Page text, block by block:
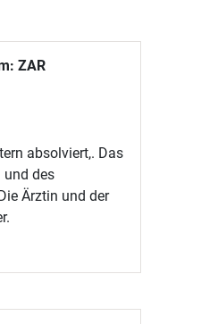
ZAR
absolviert,. Das
und des
Ärztin und der